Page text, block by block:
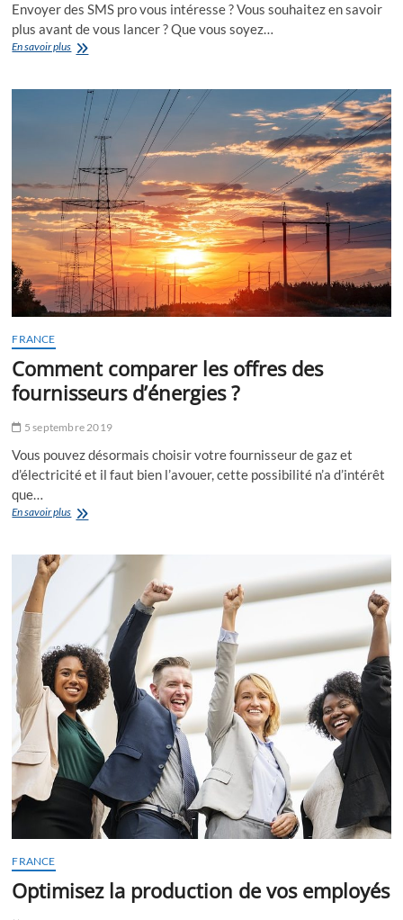
Envoyer des SMS pro vous intéresse ? Vous souhaitez en savoir
plus avant de vous lancer ? Que vous soyez…
En savoir plusSms
quels
sont
les
avantages
FRANCE
Comment comparer les offres des
fournisseurs d’énergies ?
5 septembre 2019
Vous pouvez désormais choisir votre fournisseur de gaz et
d’électricité et il faut bien l’avouer, cette possibilité n’a d’intérêt
que…
En savoir plusComment
offres
fournisseurs
d’énergies
FRANCE
Optimisez la production de vos employés